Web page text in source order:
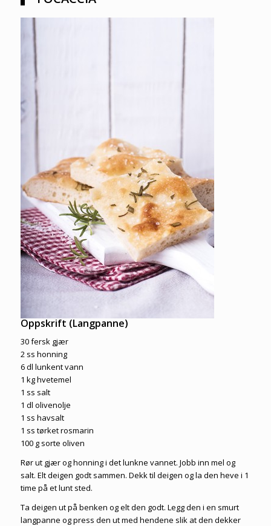
Oppskrift (Langpanne)
30 fersk gjær
2 ss honning
6 dl lunkent vann
1 kg hvetemel
1 ss salt
1 dl olivenolje
1 ss havsalt
1 ss tørket rosmarin
100 g sorte oliven
Rør ut gjær og honning i det lunkne vannet. Jobb inn mel og
salt. Elt deigen godt sammen. Dekk til deigen og la den heve i 1
time på et lunt sted.
Ta deigen ut på benken og elt den godt. Legg den i en smurt
langpanne og press den ut med hendene slik at den dekker